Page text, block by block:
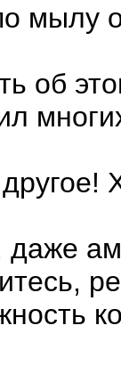
мылу
об